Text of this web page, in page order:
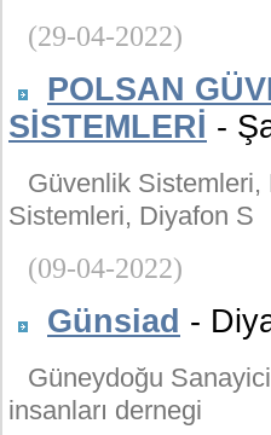
(29-04-2022)
POLSAN
SİSTEMLERİ -
Güvenlik Sistemleri,
Sistemleri, Diyafon S
(09-04-2022)
Günsiad -
Güneydoğu
insanları dernegi